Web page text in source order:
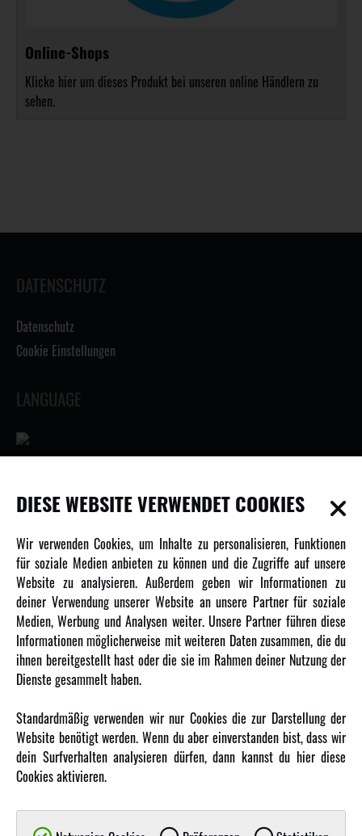
Online-Shops
Klicke hier um dieses Produkt bei unseren online Händlern zu
sehen.
DATENSCHUTZ
Datenschutz
Cookie Einstellungen
LANGUAGE
INFORMATIONEN
Newsletter
Über uns
Karriere
Amewi Kataloge
MEHR VON AMEWI
AMXRacing - Qualitäts RC-Zubehör
Amewi Construction - Nutzfahrzeuge
Malinos - Die kreative Seite von Amewi
Werden Sie Amewi Händler
DIESE WEBSITE VERWENDET COOKIES
Wir verwenden Cookies, um Inhalte zu personalisieren, Funktionen
für soziale Medien anbieten zu können und die Zugriffe auf unsere
Website zu analysieren. Außerdem geben wir Informationen zu
deiner Verwendung unserer Website an unsere Partner für soziale
Medien, Werbung und Analysen weiter. Unsere Partner führen diese
Informationen möglicherweise mit weiteren Daten zusammen, die du
ihnen bereitgestellt hast oder die sie im Rahmen deiner Nutzung der
Dienste gesammelt haben.
Standardmäßig verwenden wir nur Cookies die zur Darstellung der
Website benötigt werden. Wenn du aber einverstanden bist, dass wir
dein Surfverhalten analysieren dürfen, dann kannst du hier diese
Cookies aktivieren.